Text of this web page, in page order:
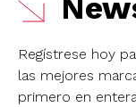
Regístrese hoy
las mejores
primero en